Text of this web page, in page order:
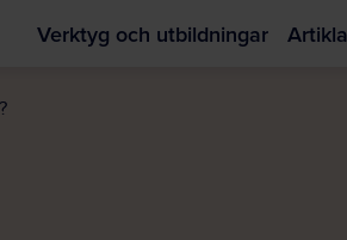
Verktyg och utbildningar